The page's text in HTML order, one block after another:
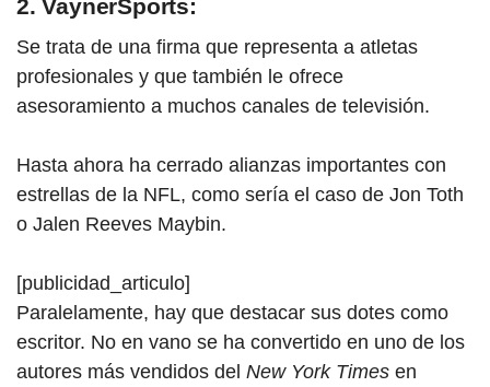
2. VaynerSports:
Se trata de una firma que representa a atletas
profesionales y que también le ofrece
asesoramiento a muchos canales de televisión.
Hasta ahora ha cerrado alianzas importantes con
estrellas de la NFL, como sería el caso de Jon Toth
o Jalen Reeves Maybin.
[publicidad_articulo]
Paralelamente, hay que destacar sus dotes como
escritor. No en vano se ha convertido en uno de los
autores más vendidos del New York Times en